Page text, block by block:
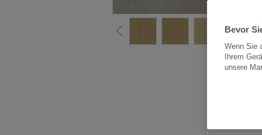
Alle
Bevor
Wenn Sie
Ihrem
unsere